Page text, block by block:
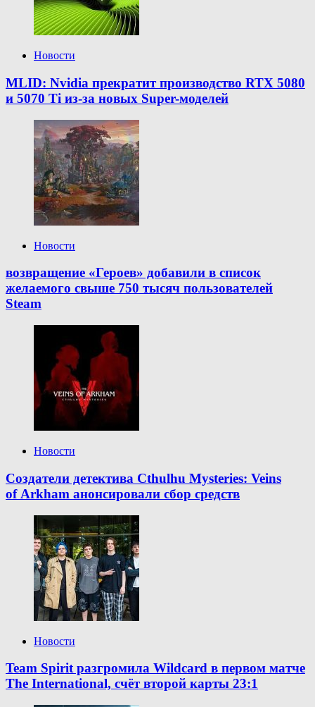
Новости
MLID: Nvidia прекратит производство RTX 5080
и 5070 Ti из-за новых Super-моделей
Новости
возвращение «Героев» добавили в список
желаемого свыше 750 тысяч пользователей
Steam
Новости
Создатели детектива Cthulhu Mysteries: Veins
of Arkham анонсировали сбор средств
Новости
Team Spirit разгромила Wildcard в первом матче
The International, счёт второй карты 23:1